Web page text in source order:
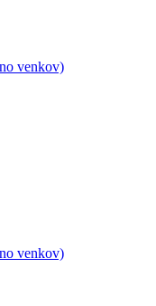
venkov)
venkov)